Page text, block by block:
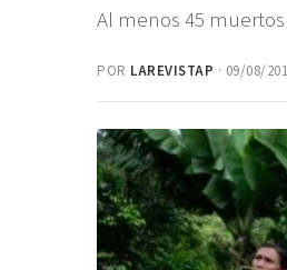
Al menos 45 muertos
POR LAREVISTAP · 09/08/